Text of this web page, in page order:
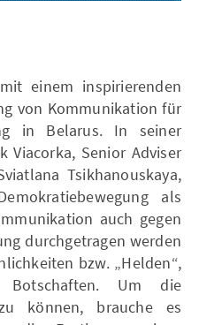
einem inspirierenden
von Kommunikation für
in Belarus. In seiner
Viacorka, Senior Adviser
Tsikhanouskaya,
als
auch gegen
durchgetragen werden
bzw. „Helden“,
Um die
können, brauche es